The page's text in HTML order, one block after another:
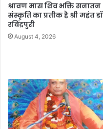
श्रावण मास शिव भक्ति सनातन
संस्कृति का प्रतीक है श्री महंत डॉ
रविंद्रपुरी
August 4, 2026